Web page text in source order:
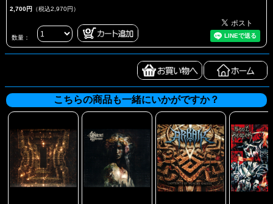
2,700円 （税込2,970円）
数量：
こちらの商品も一緒にいかがですか？